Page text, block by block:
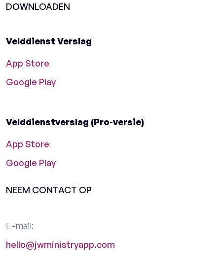
DOWNLOADEN
Velddienst Verslag
App Store
Google Play
Velddienstverslag (Pro-versie)
App Store
Google Play
NEEM CONTACT OP
E-mail:
hello@jwministryapp.com